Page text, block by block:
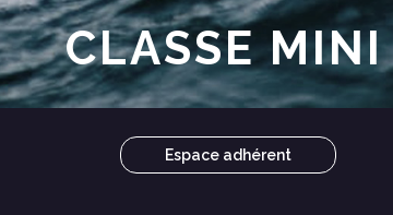
CLASSE MINI
Espace adhérent